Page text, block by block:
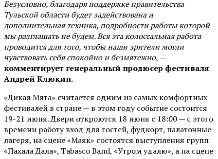
Безусловно, благодаря поддержке правительства
Тульской области будет задействована и
дополнительная техника, подробности работы которой
мы разглашать не будем. Вся эта колоссальная работа
проводится для того, чтобы наши зрители могли
чувствовать себя спокойно и безмятежно, —
комментирует генеральный продюсер фестиваля
Андрей Клюкин.
«Дикая Мята» считается одним из самых комфортных
фестивалей в стране — в этом году событие состоится
19-21 июня. Двери откроются 18 июня с 18:00 — с этого
времени работу вход для гостей, фудкорт, палаточные
лагеря, на сцене «Маяк» состоятся выступления групп
«Пахала Дала», Tabasco Band, «Утром удалю», а на сцене